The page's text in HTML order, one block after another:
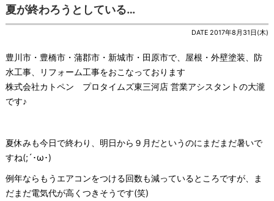
夏が終わろうとしている…
DATE 2017年8月31日(木)
豊川市・豊橋市・蒲郡市・新城市・田原市で、屋根・外壁塗装、防
水工事、リフォーム工事をおこなっております
株式会社カトペン プロタイムズ東三河店 営業アシスタントの大瀧
です♪
夏休みも今日で終わり、明日から９月だというのにまだまだ暑いで
すね(;´･ω･)
例年ならもうエアコンをつける回数も減っているところですが、ま
だまだ電気代が高くつきそうです(笑)